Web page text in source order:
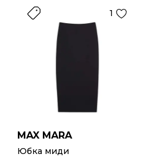
1
MAX MARA
Юбка миди